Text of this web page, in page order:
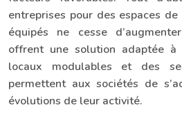
entreprises pour des espaces
équipés ne cesse
offrent une solution adaptée à
locaux modulables et des
permettent aux sociétés de
évolutions de leur activité.